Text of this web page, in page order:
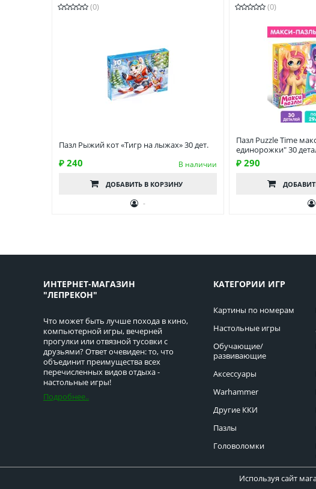
(0)
Пазл Рыжий кот «Тигр на лыжах» 30 дет.
₽ 240 В наличии
ДОБАВИТЬ В КОРЗИНУ
-
(0)
Пазл Puzzle Time
единорожки" 30
₽ 290
ИНТЕРНЕТ-МАГАЗИН
"ЛЕПРЕКОН"
Что может быть лучше похода в кино,
компьютерной игры, вечерней
прогулки или отвязной тусовки с
друзьями? Ответ очевиден: то, что
объединит преимущества всех
перечисленных видов отдыха -
настольные игры!
Подробнее..
КАТЕГОРИИ ИГР
Картины по номерам
Настольные игры
Обучающие/
развивающие
Аксессуары
Warhammer
Другие ККИ
Пазлы
Головоломки
Используя сайт